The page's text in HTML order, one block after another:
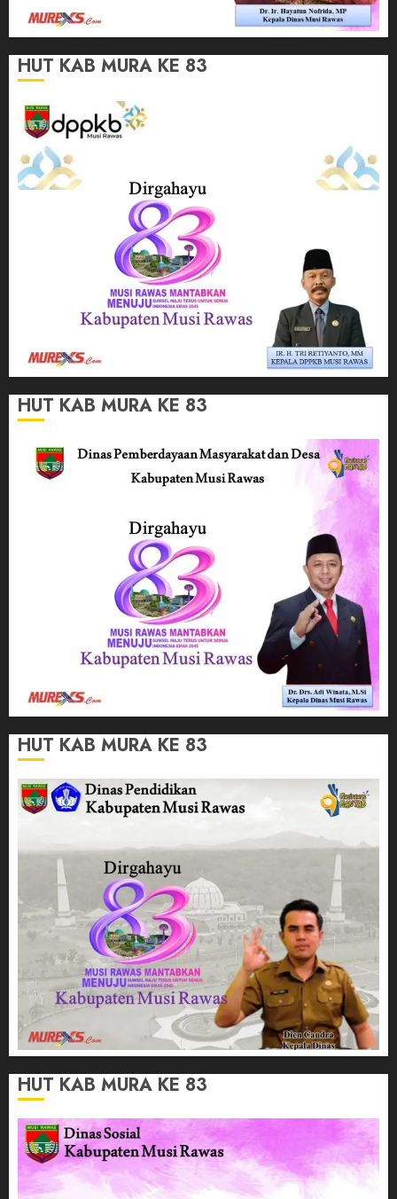
HUT KAB MURA KE 83
HUT KAB MURA KE 83
HUT KAB MURA KE 83
HUT KAB MURA KE 83